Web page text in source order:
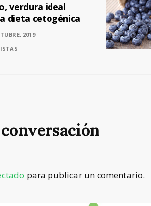
verdura ideal
dieta cetogénica
2019
para publicar un comentario.